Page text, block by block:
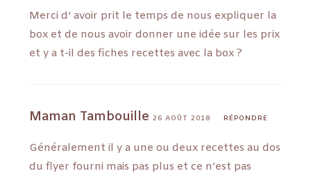
Merci d’ avoir prit le temps de nous expliquer la
box et de nous avoir donner une idée sur les prix
et y a t-il des fiches recettes avec la box ?
Maman Tambouille 26 AOÛT 2018 RÉPONDRE
Généralement il y a une ou deux recettes au dos
du flyer fourni mais pas plus et ce n’est pas